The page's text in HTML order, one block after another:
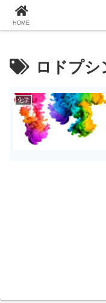
大学の
ロドプシ
化学
HOME